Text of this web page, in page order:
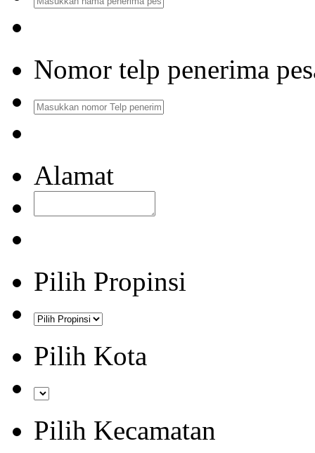
Nomor telp penerima
Alamat
Pilih Propinsi
Pilih Kota
Pilih Kecamatan